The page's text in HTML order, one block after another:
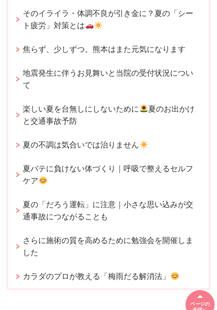
そのイライラ・体調不良が引き金に？夏の「シー
ト疲労」対策とは
焦らず、少しずつ。熊本はまた元気になります
地震発生に伴うお見舞いと当院の受付状況につい
て
楽しい夏を台無しにしないために
夏のお出かけ
と交通事故予防
夏の不調は気合いでは治りません
夏バテに負けない体づくり｜呼吸で整えるセルフ
ケア
夏の「だろう運転」に注意｜小さな思い込みが交
通事故につながることも
さらに施術の質を高めるために勉強会を開催しま
した
カラダのプロが教える「梅雨だる解消法」
ページの